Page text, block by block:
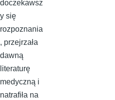
doczekawsz
y się
rozpoznania
, przejrzała
dawną
literaturę
medyczną i
natrafiła na